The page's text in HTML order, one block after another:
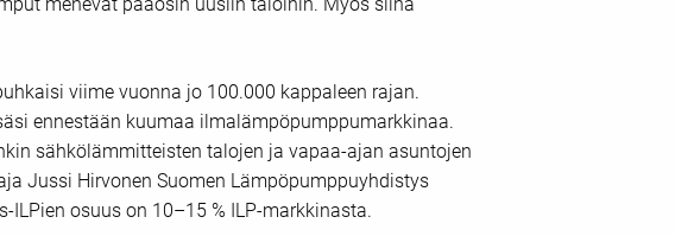
viime vuonna jo 100.000 kappaleen rajan.
ennestään kuumaa ilmalämpöpumppumarkkinaa.
sähkölämmitteisten talojen ja vapaa-ajan asuntojen
Jussi Hirvonen Suomen Lämpöpumppuyhdistys
ILPien osuus on 10–15 % ILP-markkinasta.